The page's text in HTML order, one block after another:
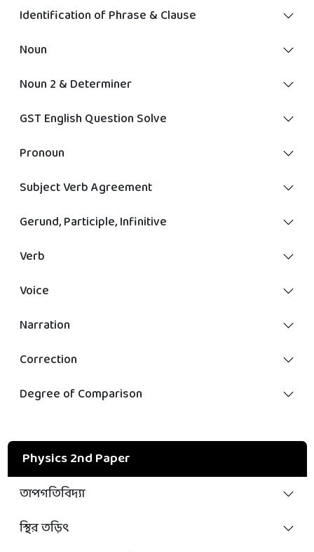
Identification of Phrase & Clause
Noun
Noun 2 & Determiner
GST English Question Solve
Pronoun
Subject Verb Agreement
Gerund, Participle, Infinitive
Verb
Voice
Narration
Correction
Degree of Comparison
Physics 2nd Paper
তাপগতিবিদ্যা
স্থির তড়িৎ